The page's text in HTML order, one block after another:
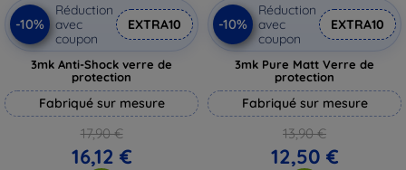
-10%
Réduction
avec
coupon
EXTRA10
3mk Anti-Shock verre de
protection
Fabriqué sur mesure
17,90 €
16,12 €
-10%
Réduction
avec
coupon
EXTRA10
3mk Pure Matt Verre de
protection
Fabriqué sur mesure
13,90 €
12,50 €